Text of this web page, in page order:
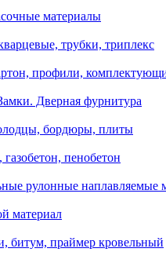
материалы
трубки, триплекс
профили,
Дверная фурнитура
бордюры, плиты
пенобетон
рулонные наплавляемые
материал
битум, праймер кровельный